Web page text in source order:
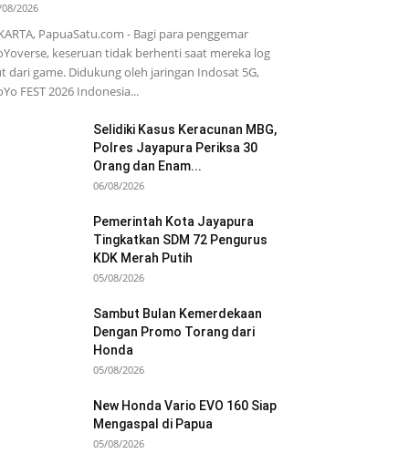
2026
PapuaSatu.com - Bagi para penggemar
keseruan tidak berhenti saat mereka log
dari game. Didukung oleh jaringan Indosat 5G,
FEST 2026 Indonesia...
Selidiki Kasus Keracunan MBG,
Polres Jayapura Periksa 30
Orang dan Enam...
06/08/2026
Pemerintah Kota Jayapura
Tingkatkan SDM 72 Pengurus
KDK Merah Putih
05/08/2026
Sambut Bulan Kemerdekaan
Dengan Promo Torang dari
Honda
05/08/2026
New Honda Vario EVO 160 Siap
Mengaspal di Papua
05/08/2026